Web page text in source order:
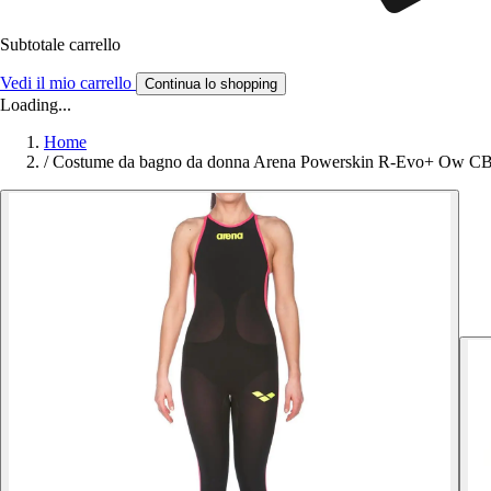
Subtotale carrello
Vedi il mio carrello Continua lo shopping
Loading...
Home
/ Costume da bagno da donna Arena Powerskin R-Evo+ Ow